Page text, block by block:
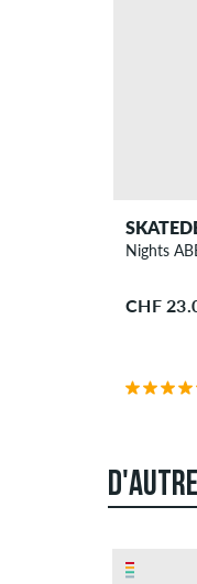
Nights
CHF